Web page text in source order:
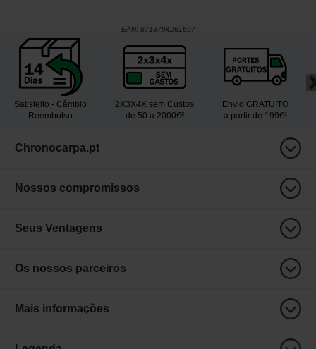
EAN: 8718794261607
Satisfeito - Câmbio
Reembolso
2X3X4X sem Custos
de 50 a 2000€²
Envio GRATUITO
a partir de 199€¹
Chronocarpa.pt
Nossos compromissos
Seus Ventagens
Os nossos parceiros
Mais informações